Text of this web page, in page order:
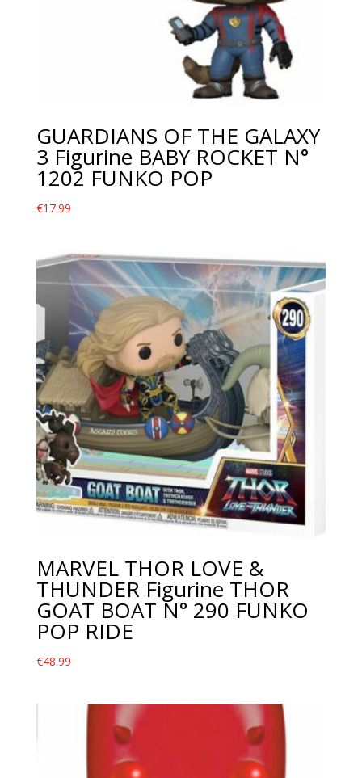
GUARDIANS OF THE GALAXY
3 Figurine BABY ROCKET N°
1202 FUNKO POP
€17.99
MARVEL THOR LOVE &
THUNDER Figurine THOR
GOAT BOAT N° 290 FUNKO
POP RIDE
€48.99